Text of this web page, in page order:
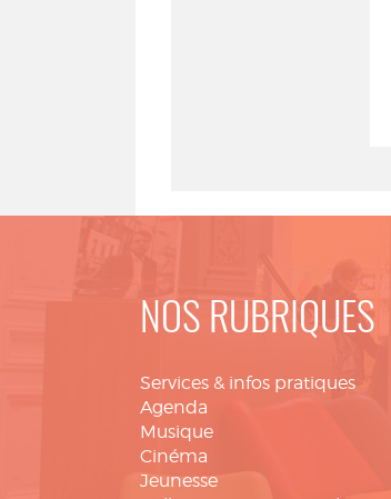
NOS RUBRIQUES
Services & infos pratiques
Agenda
Musique
Cinéma
Jeunesse